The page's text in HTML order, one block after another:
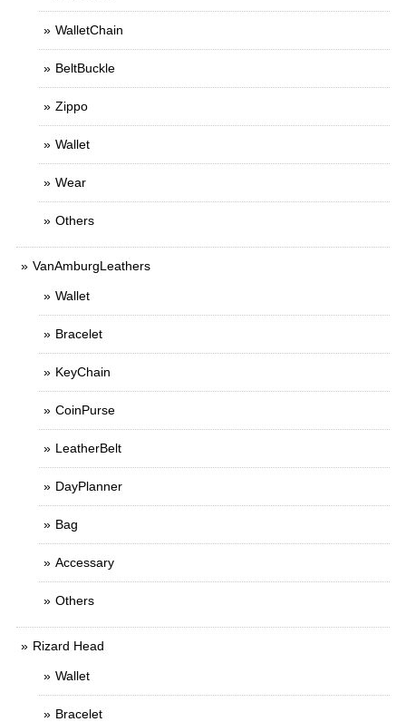
WalletChain
BeltBuckle
Zippo
Wallet
Wear
Others
VanAmburgLeathers
Wallet
Bracelet
KeyChain
CoinPurse
LeatherBelt
DayPlanner
Bag
Accessary
Others
Rizard Head
Wallet
Bracelet